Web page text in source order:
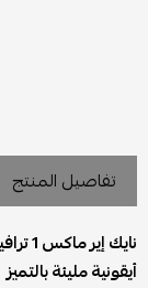
تفاصيل المنتج
أيقونية مليئة بالتميز